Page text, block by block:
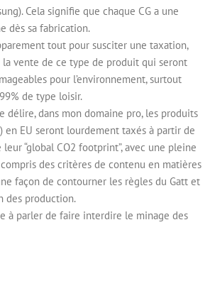
Cela signifie que chaque CG a une
dès sa fabrication.
tout pour susciter une taxation,
vente de ce type de produit qui seront
pour l’environnement, surtout
de type loisir.
délire, dans mon domaine pro, les produits
en EU seront lourdement taxés à partir de
“global CO2 footprint”, avec une pleine
des critères de contenu en matières
façon de contourner les règles du Gatt et
des production.
à parler de faire interdire le minage des